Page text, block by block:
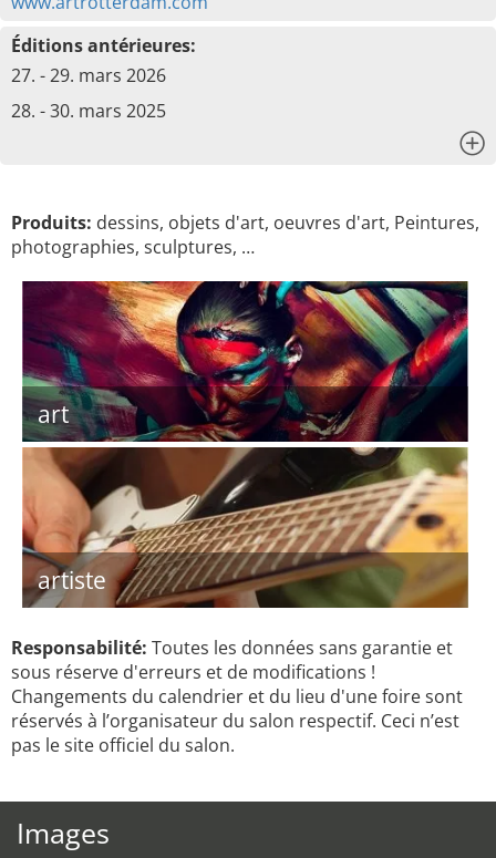
Éditions antérieures:
27. - 29. mars 2026
28. - 30. mars 2025
Produits: dessins, objets d'art, oeuvres d'art, Peintures,
photographies, sculptures, …
art
artiste
Responsabilité: Toutes les données sans garantie et
sous réserve d'erreurs et de modifications !
Changements du calendrier et du lieu d'une foire sont
réservés à l’organisateur du salon respectif. Ceci n’est
pas le site officiel du salon.
Images